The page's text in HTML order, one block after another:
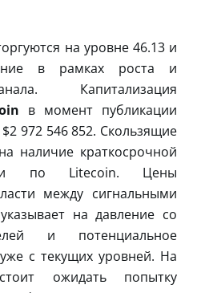
на уровне 46.13 и
в рамках роста и
Капитализация
в момент публикации
972 546 852. Скользящие
наличие краткосрочной
по Litecoin. Цены
между сигнальными
на давление со
и потенциальное
с текущих уровней. На
ожидать попытку